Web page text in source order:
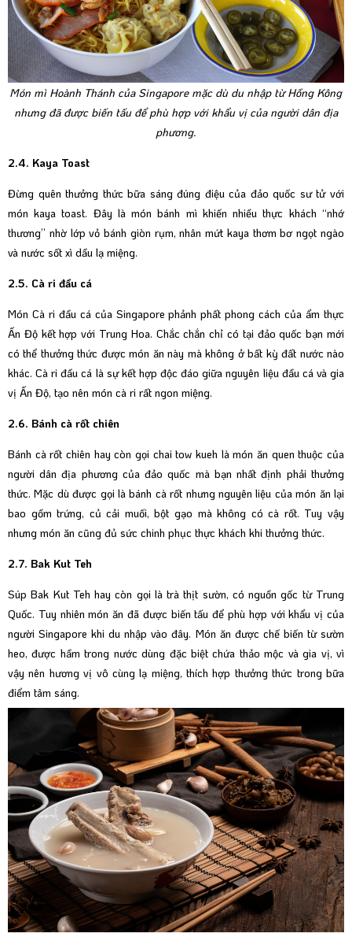
Món mì Hoành Thánh của Singapore mặc dù du nhập từ Hồng Kông
nhưng đã được biến tấu để phù hợp với khẩu vị của người dân địa
phương.
2.4. Kaya Toast
Đừng quên thưởng thức bữa sáng đúng điệu của đảo quốc sư tử với
món kaya toast. Đây là món bánh mì khiến nhiều thực khách “nhớ
thương” nhờ lớp vỏ bánh giòn rụm, nhân mứt kaya thơm bơ ngọt ngào
và nước sốt xì dầu lạ miệng.
2.5. Cà ri đầu cá
Món Cà ri đầu cá của Singapore phảnh phất phong cách của ẩm thực
Ấn Độ kết hợp với Trung Hoa. Chắc chắn chỉ có tại đảo quốc bạn mới
có thể thưởng thức được món ăn này mà không ở bất kỳ đất nước nào
khác. Cà ri đầu cá là sự kết hợp độc đáo giữa nguyên liệu đầu cá và gia
vị Ấn Độ, tạo nên món cà ri rất ngon miệng.
2.6. Bánh cà rốt chiên
Bánh cà rốt chiên hay còn gọi chai tow kueh là món ăn quen thuộc của
người dân địa phương của đảo quốc mà bạn nhất định phải thưởng
thức. Mặc dù được gọi là bánh cà rốt nhưng nguyên liệu của món ăn lại
bao gồm trứng, củ cải muối, bột gạo mà không có cà rốt. Tuy vậy
nhưng món ăn cũng đủ sức chinh phục thực khách khi thưởng thức.
2.7. Bak Kut Teh
Súp Bak Kut Teh hay còn gọi là trà thịt sườn, có nguồn gốc từ Trung
Quốc. Tuy nhiên món ăn đã được biến tấu để phù hợp với khẩu vị của
người Singapore khi du nhập vào đây. Món ăn được chế biến từ sườn
heo, được hầm trong nước dùng đặc biệt chứa thảo mộc và gia vị, vì
vậy nên hương vị vô cùng lạ miệng, thích hợp thưởng thức trong bữa
điểm tâm sáng.